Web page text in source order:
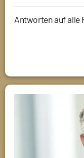
Antworten auf alle